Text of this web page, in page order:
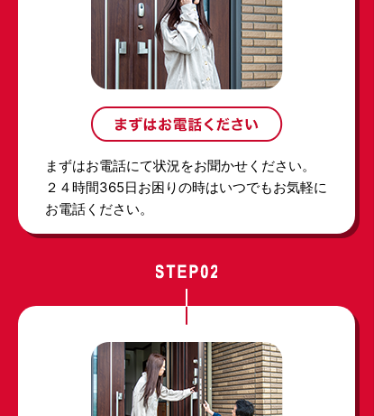
まずはお電話にて状況をお聞かせください。
２４時間365日お困りの時はいつでもお気軽に
お電話ください。